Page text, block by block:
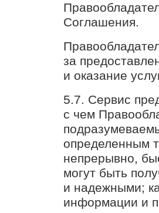
Соглашения.
за
и оказание
5.7. Сервис
с чем
определенным
непрерывно,
могут быть
и надежными;
информации и